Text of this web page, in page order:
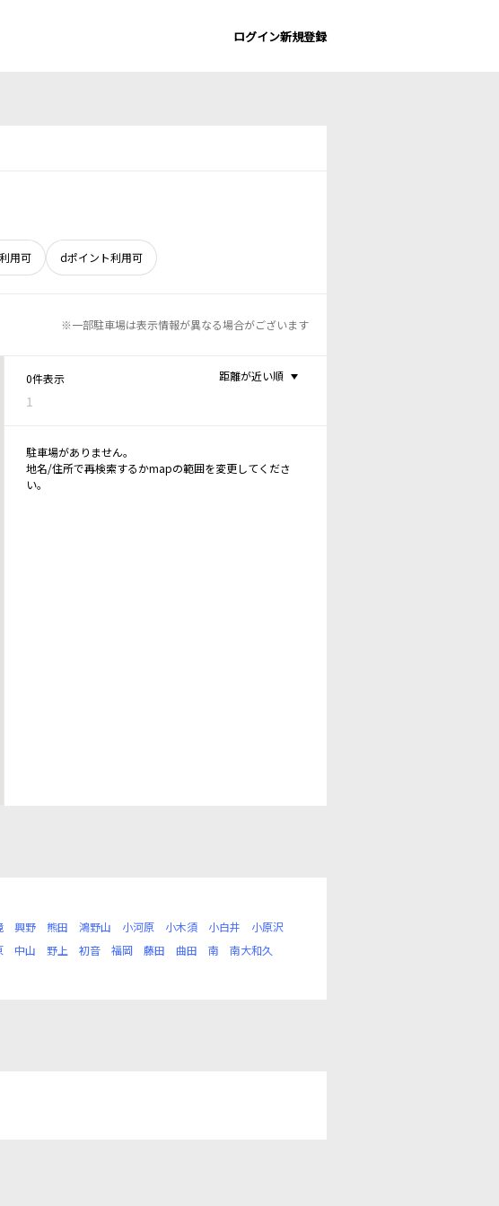
ログイン新規登録
用可 dポイント利用可
※一部駐車場は表示情報が異なる場合がございます
0件表示
1
距離が近い順
駐車場がありません。
地名/住所で再検索するかmapの範囲を変更してくださ
い。
興野 熊田 鴻野山 小河原 小木須 小白井
小原沢
中山 野上 初音 福岡 藤田 曲田 南
南大和久